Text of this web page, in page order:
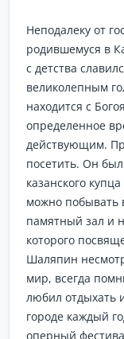
Неподалеку от
родившемуся в
с детства
великолепным
находится с
определенное
действующим.
посетить. Он
казанского
можно побывать
памятный зал и
которого
Шаляпин
мир, всегда
любил отдыхать
городе каждый
оперный